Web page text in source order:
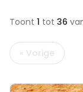
Toont 1 tot 36
« Vorige